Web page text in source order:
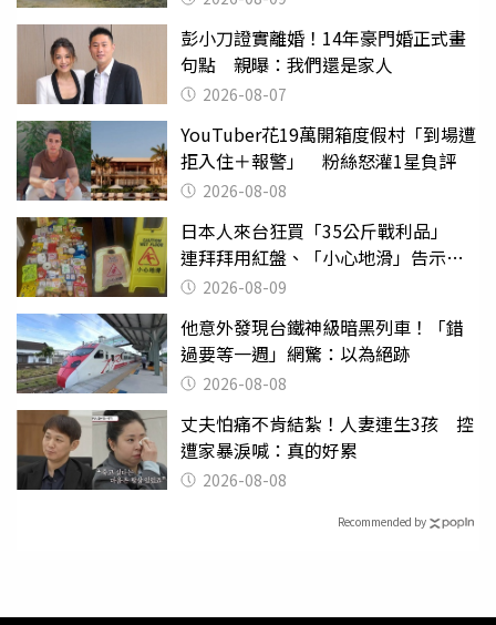
彭小刀證實離婚！14年豪門婚正式畫
句點 親曝：我們還是家人
2026-08-07
YouTuber花19萬開箱度假村「到場遭
拒入住＋報警」 粉絲怒灌1星負評
2026-08-08
日本人來台狂買「35公斤戰利品」
連拜拜用紅盤、「小心地滑」告示牌
也帶回家
2026-08-09
他意外發現台鐵神級暗黑列車！「錯
過要等一週」網驚：以為絕跡
2026-08-08
丈夫怕痛不肯結紮！人妻連生3孩 控
遭家暴淚喊：真的好累
2026-08-08
Recommended by